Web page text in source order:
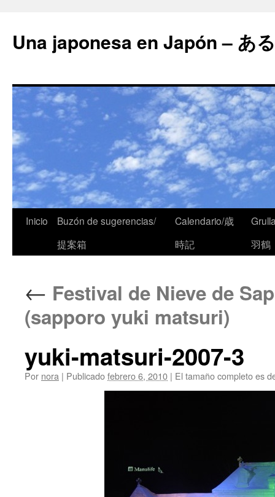
Una japonesa en Japón – あ
Inicio
Buzón de sugerencias/
提案箱
Calendario/歳
時記
羽鶴
← Festival de Nieve de
(sapporo yuki matsuri)
yuki-matsuri-2007-3
Por nora | Publicadofebrero 6, 2010 | El tamaño completo es